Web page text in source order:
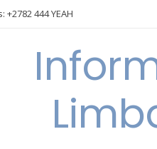
+2782 444 YEAH